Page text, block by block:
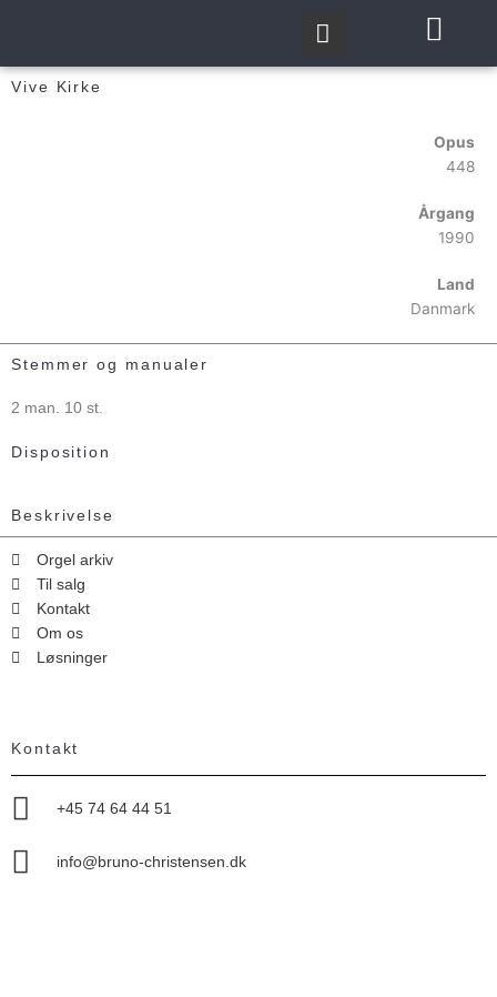
Vive Kirke
Opus
448
Årgang
1990
Land
Danmark
Stemmer og manualer
2 man. 10 st.
Disposition
Beskrivelse
Orgel arkiv
Til salg
Kontakt
Om os
Løsninger
Kontakt
+45 74 64 44 51
info@bruno-christensen.dk